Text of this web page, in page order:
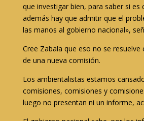
que investigar bien, para saber si es
además hay que admitir que el
las manos al gobierno nacional»,
Cree Zabala que eso no se resuelve
de una nueva comisión.
Los ambientalistas estamos
comisiones, comisiones y
luego no presentan ni un informe,